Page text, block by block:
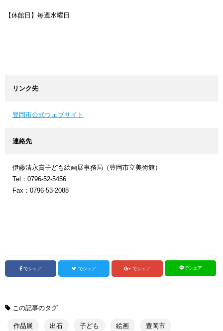
【休館日】毎週水曜日
リンク先
豊岡市公式ウェブサイト
連絡先
伊藤清永賞子ども絵画展事務局（豊岡市立美術館）
Tel：0796-52-5456
Fax：0796-53-2088
でシェア でシェア でシェア でシェア
この記事のタグ
作品展 出石 子ども 絵画 豊岡市